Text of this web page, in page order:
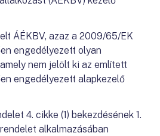
ÁÉKBV, azaz a 2009/65/EK
engedélyezett olyan
nem jelölt ki az említett
engedélyezett alapkezelő
4. cikke (1) bekezdésének 1.
alkalmazásában